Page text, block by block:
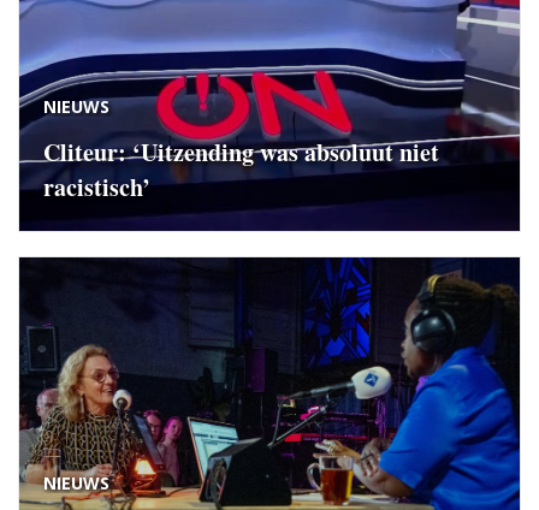
NIEUWS
Cliteur: ‘Uitzending was absoluut niet
racistisch’
NIEUWS